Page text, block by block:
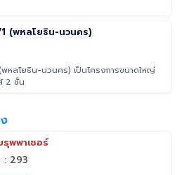
(พหลโยธิน-นวนคร)
หลโยธิน-นวนคร) เป็นโครงการขนาดใหญ่
2 ชั้น
รุพพาเชอร์
: 293